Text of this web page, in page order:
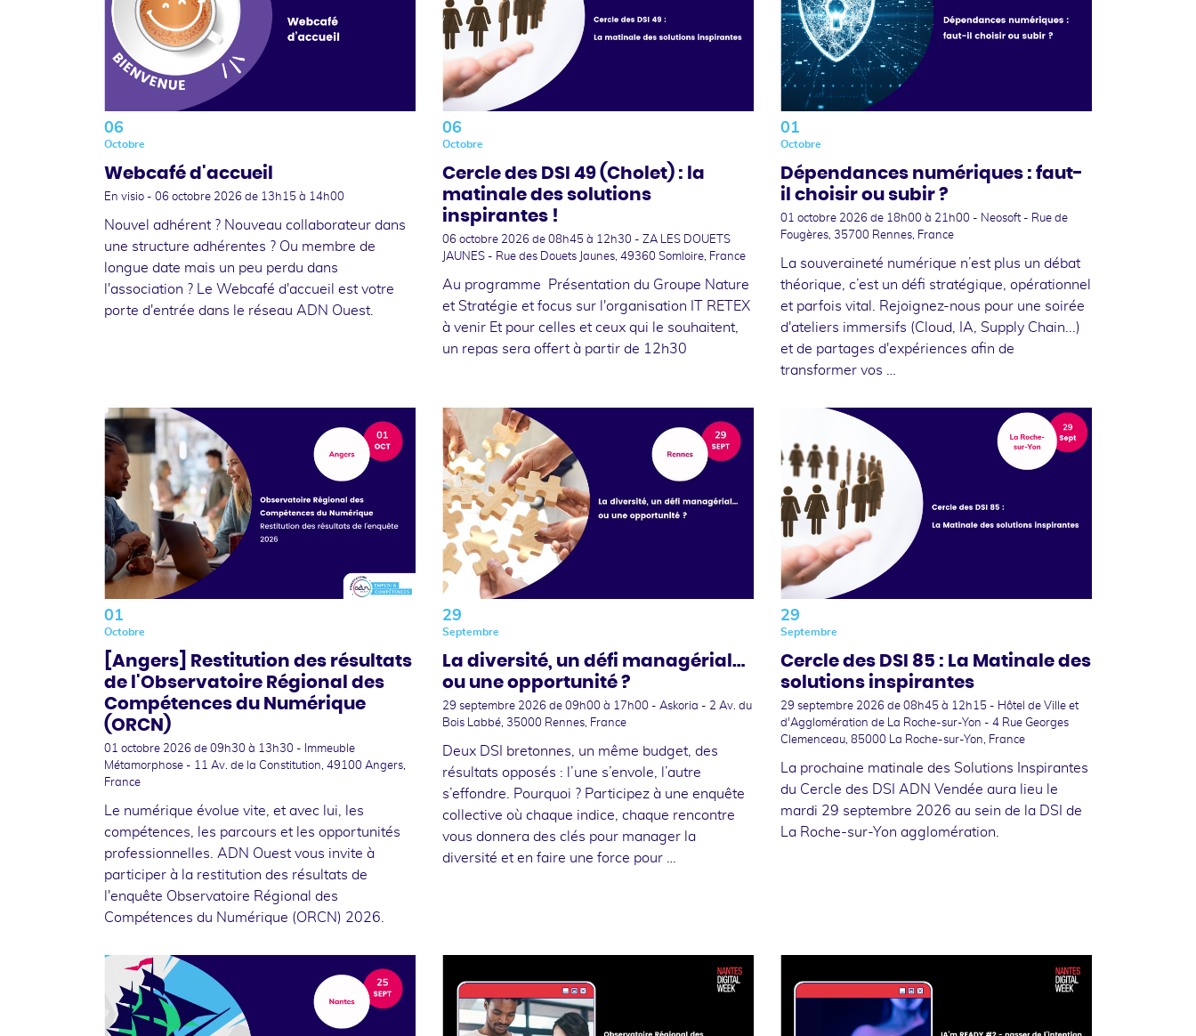
06
Octobre
Webcafé d'accueil
En visio - 06 octobre 2026 de 13h15 à 14h00
Nouvel adhérent ? Nouveau collaborateur dans
une structure adhérentes ? Ou membre de
longue date mais un peu perdu dans
l'association ? Le Webcafé d'accueil est votre
porte d'entrée dans le réseau ADN Ouest.
06
Octobre
Cercle des DSI 49 (Cholet) : la
matinale des solutions
inspirantes !
06 octobre 2026 de 08h45 à 12h30 - ZA LES DOUETS
JAUNES - Rue des Douets Jaunes, 49360 Somloire, France
Au programme Présentation du Groupe Nature
et Stratégie et focus sur l'organisation IT RETEX
à venir Et pour celles et ceux qui le souhaitent,
un repas sera offert à partir de 12h30
01
Octobre
Dépendances numériques : faut-
il choisir ou subir ?
01 octobre 2026 de 18h00 à 21h00 - Neosoft - Rue de
Fougères, 35700 Rennes, France
La souveraineté numérique n’est plus un débat
théorique, c’est un défi stratégique, opérationnel
et parfois vital. Rejoignez-nous pour une soirée
d'ateliers immersifs (Cloud, IA, Supply Chain...)
et de partages d'expériences afin de
transformer vos …
01
Octobre
[Angers] Restitution des résultats
de l'Observatoire Régional des
Compétences du Numérique
(ORCN)
01 octobre 2026 de 09h30 à 13h30 - Immeuble
Métamorphose - 11 Av. de la Constitution, 49100 Angers,
France
Le numérique évolue vite, et avec lui, les
compétences, les parcours et les opportunités
professionnelles. ADN Ouest vous invite à
participer à la restitution des résultats de
l'enquête Observatoire Régional des
Compétences du Numérique (ORCN) 2026.
29
Septembre
La diversité, un défi managérial…
ou une opportunité ?
29 septembre 2026 de 09h00 à 17h00 - Askoria - 2 Av. du
Bois Labbé, 35000 Rennes, France
Deux DSI bretonnes, un même budget, des
résultats opposés : l’une s’envole, l’autre
s’effondre. Pourquoi ? Participez à une enquête
collective où chaque indice, chaque rencontre
vous donnera des clés pour manager la
diversité et en faire une force pour …
29
Septembre
Cercle des DSI 85 : La Matinale des
solutions inspirantes
29 septembre 2026 de 08h45 à 12h15 - Hôtel de Ville et
d'Agglomération de La Roche-sur-Yon - 4 Rue Georges
Clemenceau, 85000 La Roche-sur-Yon, France
La prochaine matinale des Solutions Inspirantes
du Cercle des DSI ADN Vendée aura lieu le
mardi 29 septembre 2026 au sein de la DSI de
La Roche-sur-Yon agglomération.